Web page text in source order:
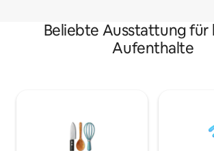
Beliebte Ausstattung für
Aufenthalte